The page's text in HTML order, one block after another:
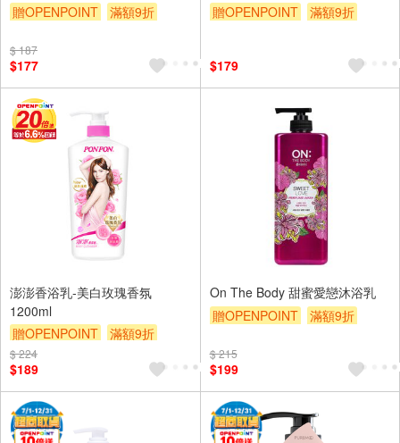
贈OPENPOINT
滿額9折
$ 187
$177
贈OPENPOINT
滿額9折
$179
澎澎香浴乳-美白玫瑰香氛
1200ml
贈OPENPOINT
滿額9折
贈$200
$ 224
$189
On The Body 甜蜜愛戀沐浴乳
贈OPENPOINT
滿額9折
$ 215
$199